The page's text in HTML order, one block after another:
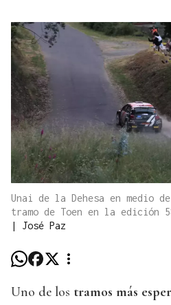
Unai de la Dehesa en medio
tramo de Toen en la edición
| José Paz
Uno de los tramos más